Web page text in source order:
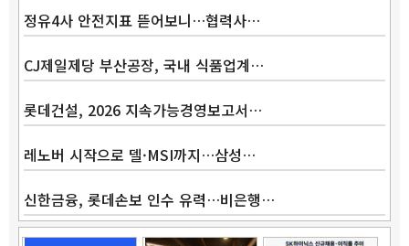
정유4사 안전지표 뜯어보니…협력사…
CJ제일제당 부산공장, 국내 식품업계…
롯데건설, 2026 지속가능경영보고서…
레노버 시작으로 델·MSI까지…삼성…
신한금융, 롯데손보 인수 유력…비은행…